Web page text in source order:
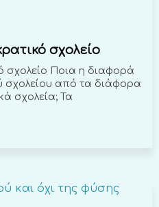
σχολείο
σχολείο Ποια η διαφορά
σχολείου από τα διάφορα
σχολεία; Τα